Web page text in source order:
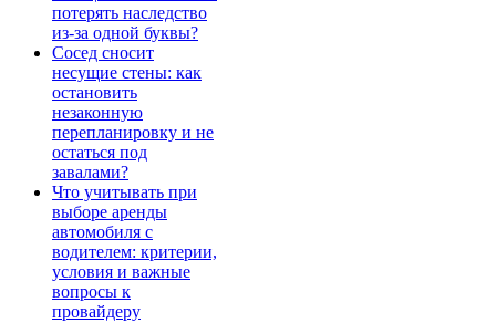
потерять наследство
из-за одной буквы?
Сосед сносит
несущие стены: как
остановить
незаконную
перепланировку и не
остаться под
завалами?
Что учитывать при
выборе аренды
автомобиля с
водителем: критерии,
условия и важные
вопросы к
провайдеру